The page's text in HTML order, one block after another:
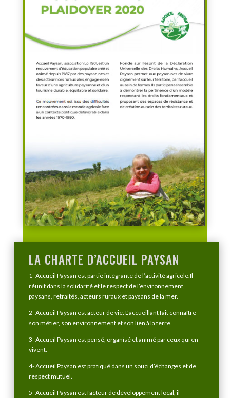
LA CHARTE D’ACCUEIL PAYSAN
1- Accueil Paysan est partie intégrante de l’activité agricole.Il
réunit dans la solidarité et le respect de l’environnement,
paysans, retraités, acteurs ruraux et paysans de la mer.
2- Accueil Paysan est acteur de vie. L’accueillant fait connaître
son métier, son environnement et son lien à la terre.
3- Accueil Paysan est pensé, organisé et animé par ceux qui en
vivent.
4- Accueil Paysan est pratiqué dans un souci d’échanges et de
respect mutuel. ​
5- Accueil Paysan est facteur de développement local, il